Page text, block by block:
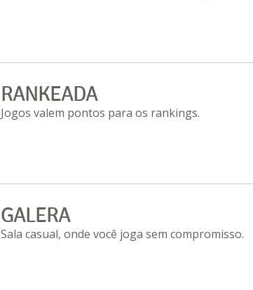
RANKEADA
Jogos valem pontos para os rankings.
GALERA
Sala casual, onde você joga sem compromisso.